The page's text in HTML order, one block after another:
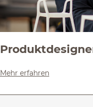
Mehr erfahren